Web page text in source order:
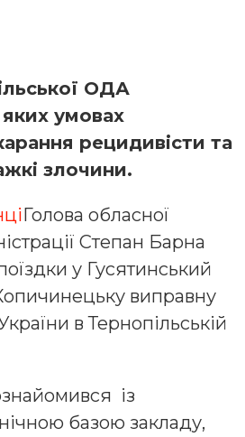
ОДА
умовах
рецидивісти та
злочини.
Голова обласної
Степан Барна
у Гусятинський
виправну
в Тернопільській
із
базою закладу,